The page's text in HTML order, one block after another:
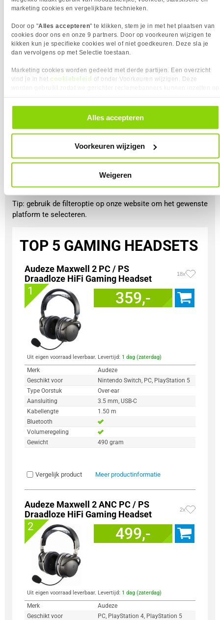
marketing cookies en vergelijkbare technieken.
Door op "Alles accepteren" te klikken, stem je in met het plaatsen van
cookies door ons en onze 9 partners. Door op voorkeuren wijzigen te
kikken kun je specifieke cookies wel of niet goedkeuren. Deze sla je
dan vervolgens op met Selectie toestaan.
Marketing cookies worden gedeeld met derde partijen. Een overzicht
vind je in het cookiebeleid of onder Voorkeuren wijzigen. Deze
alle cookies. Je kunt je gegeven toestemming altijd intrekken, dit doe je
door in de footer van onze website te klikken op ‘Cookievoorkeuren’
Alles accepteren
Voorkeuren wijzigen
Weigeren
Game je op meerdere platforms en wil je een
multifunctionele gaming headset? Dan kan je ook kijken
headsets ondersteunen namelijk meerdere platforms.
Bekijk dit wel altijd goed, want niet elk platform heeft
dezelfde functies.
Het kan voorkomen dat de pc-versie wel surroundgeluid
ondersteunt, maar als je de gaming headset bijvoorbeeld op
een Xbox wilt aansluiten, werkt dit mogelijk niet en heb je
alleen een stereogeluidsweergave.
Tip: gebruik de filteroptie op onze website om het gewenste
platform te selecteren.
TOP 5 GAMING HEADSETS
Audeze Maxwell 2 PC / PS
Draadloze HiFi Gaming Headset
18x
1 359,-
Uit eigen voorraad leverbaar. Levertijd: 1 dag (zaterdag)
Merk
Audeze
Geschikt voor
Nintendo Switch, PC, PlayStation 5
Type Oorstuk
Over-ear
Aansluiting
3.5 mm, USB-C
Kabellengte
1.50 m
Bluetooth
Volumeregeling
Gewicht
490 gram
Vergelijk product Meer productinformatie
Audeze Maxwell 2 ANC PC / PS
Draadloze HiFi Gaming Headset
2x
2 499,-
Uit eigen voorraad leverbaar. Levertijd: 1 dag (zaterdag)
Merk
Audeze
Geschikt voor
PC, PlayStation 4, PlayStation 5